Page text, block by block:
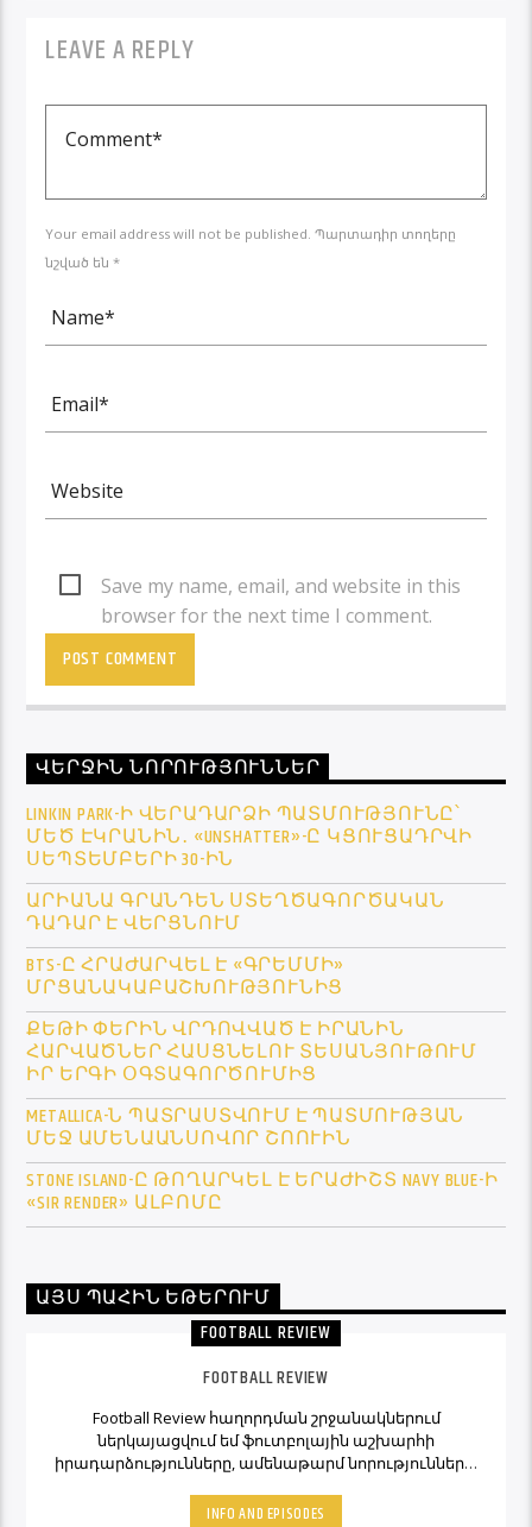
LEAVE A REPLY
Your email address will not be published. Պարտադիր տողերը
նշված են *
Save my name, email, and website in this
browser for the next time I comment.
ՎԵՐՋԻՆ ՆՈՐՈՒԹՅՈՒՆՆԵՐ
LINKIN PARK-Ի ՎԵՐԱԴԱՐՁԻ ՊԱՏՄՈՒԹՅՈՒՆԸ՝
ՄԵԾ ԷԿՐԱՆԻՆ․ «UNSHATTER»-Ը ԿՑՈՒՑԱԴՐՎԻ
ՍԵՊՏԵՄԲԵՐԻ 30-ԻՆ
ԱՐԻԱՆԱ ԳՐԱՆԴԵՆ ՍՏԵՂԾԱԳՈՐԾԱԿԱՆ
ԴԱԴԱՐ Է ՎԵՐՑՆՈՒՄ
BTS-Ը ՀՐԱԺԱՐՎԵԼ Է «ԳՐԵՄՄԻ»
ՄՐՑԱՆԱԿԱԲԱՇԽՈՒԹՅՈՒՆԻՑ
ՔԵԹԻ ՓԵՐԻՆ ՎՐԴՈՎՎԱԾ Է ԻՐԱՆԻՆ
ՀԱՐՎԱԾՆԵՐ ՀԱՍՑՆԵԼՈՒ ՏԵՍԱՆՅՈՒԹՈՒՄ
ԻՐ ԵՐԳԻ ՕԳՏԱԳՈՐԾՈՒՄԻՑ
METALLICA-Ն ՊԱՏՐԱՍՏՎՈՒՄ Է ՊԱՏՄՈՒԹՅԱՆ
ՄԵՋ ԱՄԵՆԱԱՆՍՈՎՈՐ ՇՈՈՒԻՆ
STONE ISLAND-Ը ԹՈՂԱՐԿԵԼ Է ԵՐԱԺԻՇՏ NAVY BLUE-Ի
«SIR RENDER» ԱԼԲՈՄԸ
ԱՅՍ ՊԱՀԻՆ ԵԹԵՐՈՒՄ
FOOTBALL REVIEW
FOOTBALL REVIEW
Football Review հաղորդման շրջանակներում
ներկայացվում եմ ֆուտբոլային աշխարհի
իրադարձությունները, ամենաթարմ նորությունները,
տեսակետները։ Հետևեք Լավագույնի եթերին եւ
INFO AND EPISODES